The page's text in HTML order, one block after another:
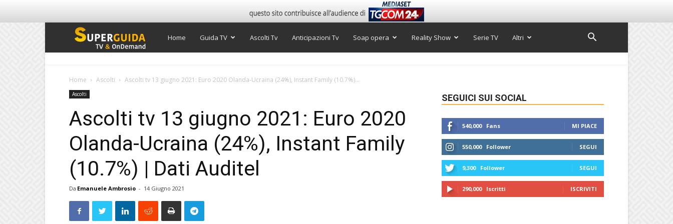
Super
Home Guida TV Ascolti Tv Anticipazioni Tv Soap opera Reality Show Serie TV Altri
Home Ascolti Ascolti tv 13 giugno 2021: Euro 2020 Olanda-Ucraina (24%), Instant Family (10.7%)...
Ascolti
Ascolti tv 13 giugno 2021: Euro 2020
Olanda-Ucraina (24%), Instant Family
(10.7%) | Dati Auditel
Da Emanuele Ambrosio - 14 Giugno 2021
SEGUICI SUI SOCIAL
540,000 Fans MI PIACE
550,000 Follower SEGUI
9,300 Follower SEGUI
290,000 Iscritti ISCRIVITI